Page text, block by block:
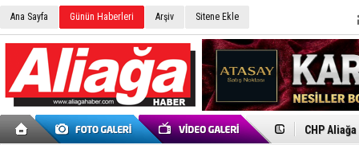
Ana Sayfa Günün Haberleri Arşiv Sitene Ekle
İzmir'in
Çağrısı
Onat